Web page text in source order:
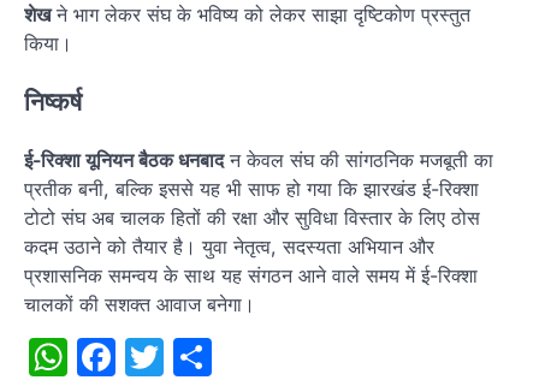
शेखने भाग लेकर संघ के भविष्य को लेकर साझा दृष्टिकोण प्रस्तुत
किया।
निष्कर्ष
ई-रिक्शा यूनियन बैठक धनबादन केवल संघ की सांगठनिक मजबूती का
प्रतीक बनी, बल्कि इससे यह भी साफ हो गया कि झारखंड ई-रिक्शा
टोटो संघ अब चालक हितों की रक्षा और सुविधा विस्तार के लिए ठोस
कदम उठाने को तैयार है। युवा नेतृत्व, सदस्यता अभियान और
प्रशासनिक समन्वय के साथ यह संगठन आने वाले समय में ई-रिक्शा
चालकों की सशक्त आवाज बनेगा।
WhatsApp
Facebook
Twitter